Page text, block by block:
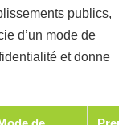
publics,
d’un mode de
et donne